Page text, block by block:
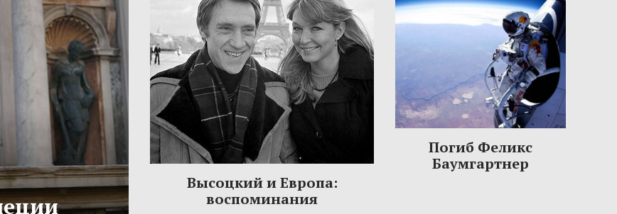
Высоцкий и Европа:
воспоминания
Погиб Феликс
Баумгартнер